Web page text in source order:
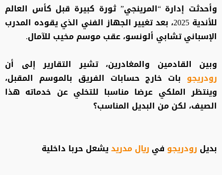
وأحدثت إدارة “المرينجي” ثورة كبيرة قبل كأس العالم
للأندية 2025، بعد تغيير الجهاز الفني الذي يقوده المدرب
الإسباني تشابي ألونسو، عقب موسم مخيب للآمال.
وبين القادمين والمغادرين، تشير التقارير إلى أن
رودريجو بات خارج حسابات الفريق بالموسم المقبل،
وينتظر الملكي عرضا مناسبا للتخلي عن خدماته هذا
الصيف، لكن من البديل المناسب؟
بديل رودريجو في ريال مدريديشعل حربا داخلية